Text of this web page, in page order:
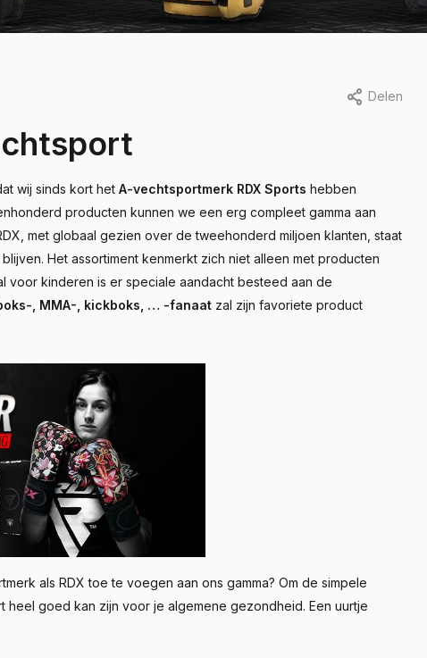
Delen
wij sinds kort het A-vechtsportmerk RDX Sports hebben
producten kunnen we een erg compleet gamma aan
met globaal gezien over de tweehonderd miljoen klanten, staat
Het assortiment kenmerkt zich niet alleen met producten
voor kinderen is er speciale aandacht besteed aan de
, MMA-, kickboks, … -fanaat zal zijn favoriete product
als RDX toe te voegen aan ons gamma? Om de simpele
goed kan zijn voor je algemene gezondheid. Een uurtje